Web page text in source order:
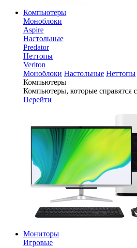
Компьютеры
Моноблоки
Aspire
Настольные
Predator
Неттопы
Veriton
Моноблоки Настольные Неттопы
Компьютеры
Компьютеры, которые справятся
Перейти
Мониторы
Игровые